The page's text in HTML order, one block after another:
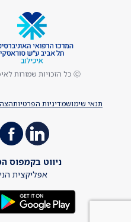
תנאי שימושמדיניות הפרטיות
Ⓒ כל הזכויות שמורות לאיכילוב
ניווט בקמפוס
אפליקצית